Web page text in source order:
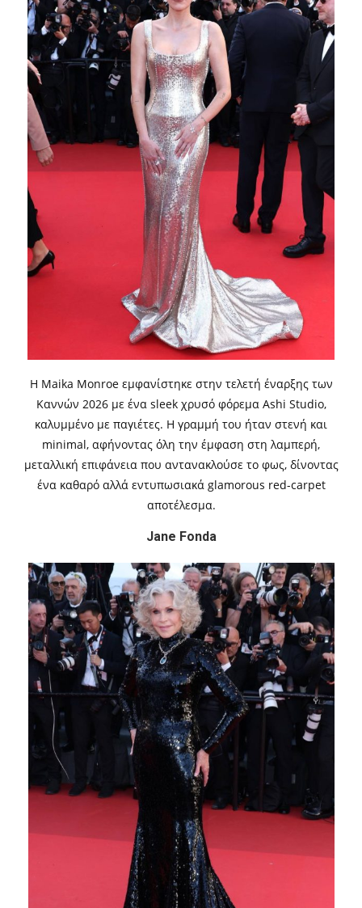
Η Maika Monroe εμφανίστηκε στην τελετή έναρξης των
Καννών 2026 με ένα sleek χρυσό φόρεμα Ashi Studio,
καλυμμένο με παγιέτες. Η γραμμή του ήταν στενή και
minimal, αφήνοντας όλη την έμφαση στη λαμπερή,
μεταλλική επιφάνεια που αντανακλούσε το φως, δίνοντας
ένα καθαρό αλλά εντυπωσιακά glamorous red-carpet
αποτέλεσμα.
Jane Fonda